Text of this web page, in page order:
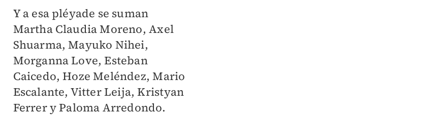
Y a esa pléyade se suman
Martha Claudia Moreno, Axel
Shuarma, Mayuko Nihei,
Morganna Love, Esteban
Caicedo, Hoze Meléndez, Mario
Escalante, Vitter Leija, Kristyan
Ferrer y Paloma Arredondo.